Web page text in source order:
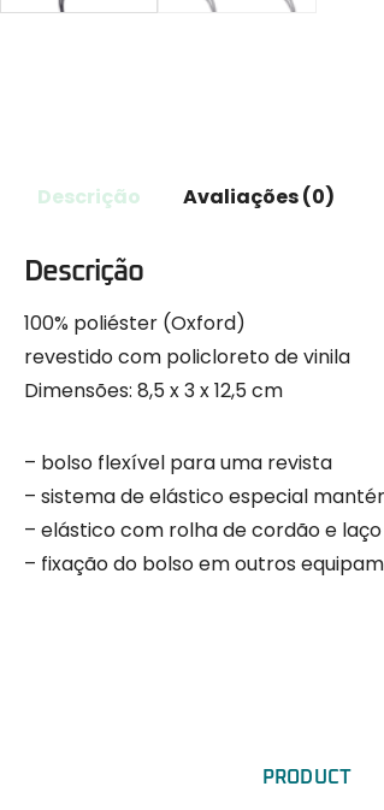
Descrição Avaliações (0)
Descrição
100% poliéster (Oxford)
revestido com policloreto de vinila
Dimensões: 8,5 x 3 x 12,5 cm
– bolso flexível para uma revista
– sistema de elástico especial
– elástico com rolha de cordão e
– fixação do bolso em outros
PRODUCT